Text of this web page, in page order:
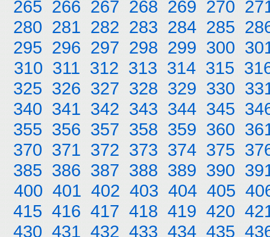
265 266 267 268 269 270
280 281 282 283 284 285
295 296 297 298 299 300
310 311 312 313 314 315
325 326 327 328 329 330
340 341 342 343 344 345
355 356 357 358 359 360
370 371 372 373 374 375
385 386 387 388 389 390
400 401 402 403 404 405
415 416 417 418 419 420
430 431 432 433 434 435